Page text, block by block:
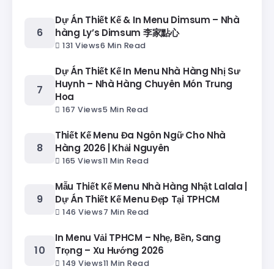
Dự Án Thiết Kế & In Menu Dimsum – Nhà
hàng Ly’s Dimsum 李家點心
131 Views6 Min Read
Dự Án Thiết Kế In Menu Nhà Hàng Nhị Sư
Huynh – Nhà Hàng Chuyên Món Trung
Hoa
167 Views5 Min Read
Thiết Kế Menu Đa Ngôn Ngữ Cho Nhà
Hàng 2026 | Khải Nguyên
165 Views11 Min Read
Mẫu Thiết Kế Menu Nhà Hàng Nhật Lalala |
Dự Án Thiết Kế Menu Đẹp Tại TPHCM
146 Views7 Min Read
In Menu Vải TPHCM – Nhẹ, Bền, Sang
Trọng – Xu Hướng 2026
149 Views11 Min Read